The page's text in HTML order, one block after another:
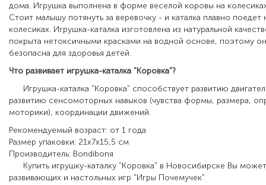
дома. Игрушка выполнена в форме веселой коровы на
Стоит малышу потянуть за веревочку - и каталка плавно поедет
колесиках. Игрушка-каталка изготовлена из натуральной
покрыта нетоксичными красками на водной основе, поэтому
безопасна для здоровья детей.
Что развивает игрушка-каталка "Коровка"?
Игрушка-каталка "Коровка" способствует развитию
развитию сенсомоторных навыков (чувства формы, размера,
моторики), координации движений.
Рекомендуемый возраст: от 1 года
Размер упаковки: 21х7х15,5 см
Производитель: Bondibonя
Купить игрушку-каталку "Коровка" в Новосибирске Вы
развивающих и настольных игр "Игры Почемучек".